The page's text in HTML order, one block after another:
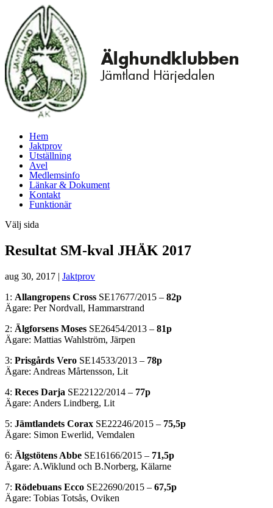
Hem
Jaktprov
Utställning
Avel
Medlemsinfo
Länkar & Dokument
Kontakt
Funktionär
Välj sida
Resultat SM-kval JHÄK 2017
aug 30, 2017 | Jaktprov
1: Allangropens Cross SE17677/2015 – 82p
Ägare: Per Nordvall, Hammarstrand
2: Älgforsens Moses SE26454/2013 – 81p
Ägare: Mattias Wahlström, Järpen
3: Prisgårds Vero SE14533/2013 – 78p
Ägare: Andreas Mårtensson, Lit
4: Reces Darja SE22122/2014 – 77p
Ägare: Anders Lindberg, Lit
5: Jämtlandets Corax SE22246/2015 – 75,5p
Ägare: Simon Ewerlid, Vemdalen
6: Älgstötens Abbe SE16166/2015 – 71,5p
Ägare: A.Wiklund och B.Norberg, Kälarne
7: Rödebuans Ecco SE22690/2015 – 67,5p
Ägare: Tobias Totsås, Oviken